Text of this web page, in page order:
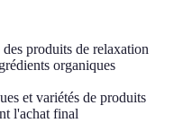
produits de relaxation
organiques
et variétés de produits
l'achat final